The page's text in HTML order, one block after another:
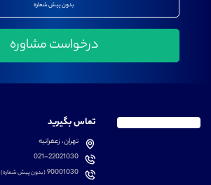
بدون پیش شماره
تماس بگیرید
تهران، زعفرانیه
021-22021030
90001030(بدون پیش شماره)